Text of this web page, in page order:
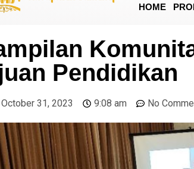
HOME
Pendidikan
October 31, 2023 9:08 am No